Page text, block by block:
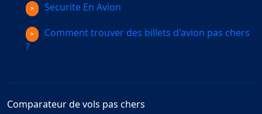
Securite En Avion
Comment trouver des billets d'avion pas chers
?
Comparateur de vols pas chers